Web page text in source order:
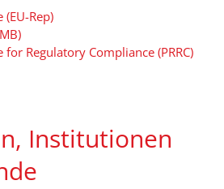
Rep)
for Regulatory Compliance (PRRC)
Institutionen